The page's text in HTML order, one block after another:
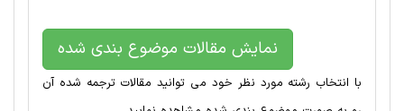
نمایش مقالات موضوع بندی شده
با انتخاب رشته مورد نظر خود می توانید مقالات ترجمه شده آن